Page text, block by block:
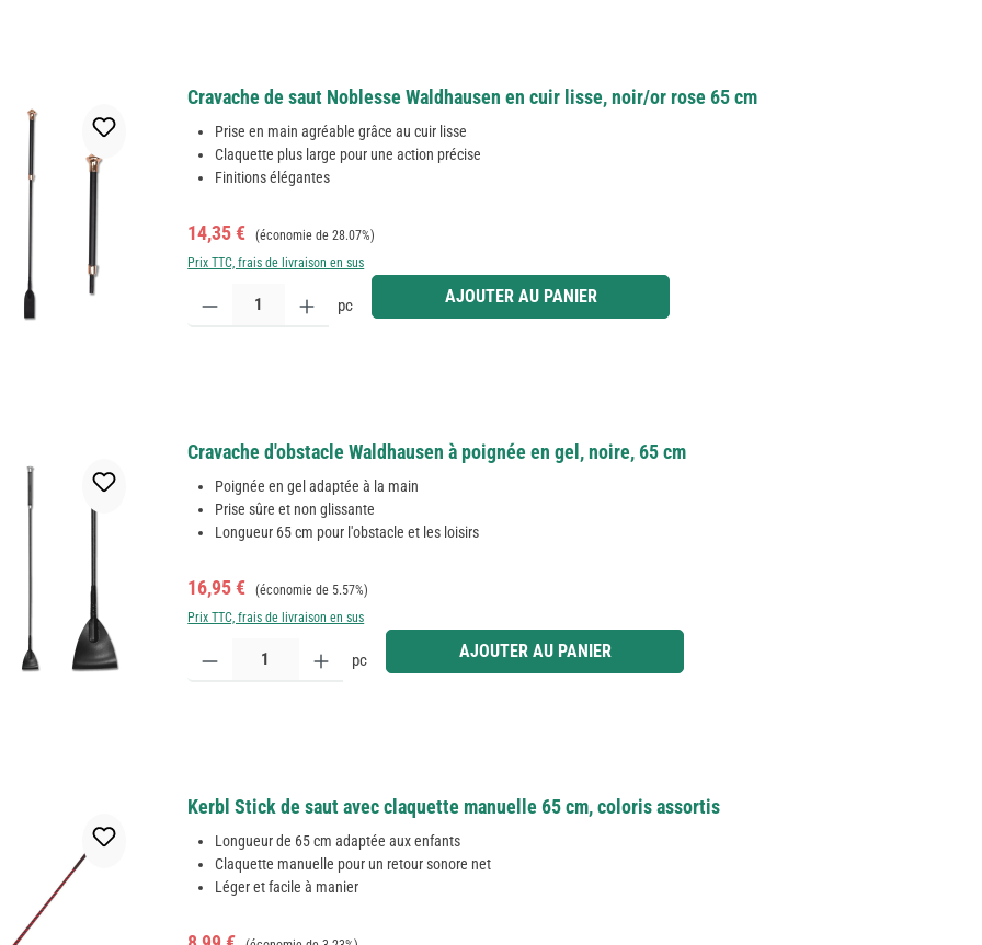
Cravache de saut Noblesse Waldhausen en cuir lisse, noir/or rose 65 cm
Prise en main agréable grâce au cuir lisse
Claquette plus large pour une action précise
Finitions élégantes
Prix de vente :
14,35 € Prix régulier :
(économie de 28.07%)
Prix TTC, frais de livraison en sus
Quantité de produit : Entrez la quantité souhaitée ou utilisez les boutons pour augmenter ou diminuer la quantité.
pc AJOUTER AU PANIER
Cravache d'obstacle Waldhausen à poignée en gel, noire, 65 cm
Poignée en gel adaptée à la main
Prise sûre et non glissante
Longueur 65 cm pour l'obstacle et les loisirs
Prix de vente :
16,95 € Prix régulier :
(économie de 5.57%)
Prix TTC, frais de livraison en sus
Quantité de produit : Entrez la quantité souhaitée ou utilisez les boutons pour augmenter ou diminuer la quantité.
pc AJOUTER AU PANIER
Kerbl Stick de saut avec claquette manuelle 65 cm, coloris assortis
Longueur de 65 cm adaptée aux enfants
Claquette manuelle pour un retour sonore net
Léger et facile à manier
Prix régulier :